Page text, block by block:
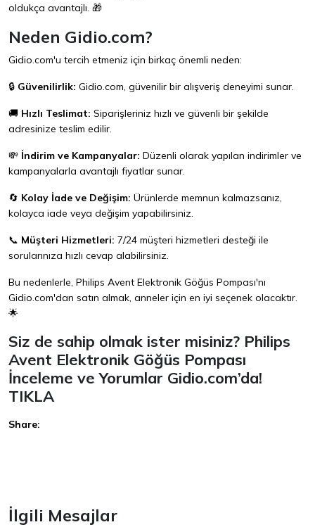
oldukça avantajlı. 🎁
Neden Gidio.com?
Gidio.com'u tercih etmeniz için birkaç önemli neden:
🔒 Güvenilirlik: Gidio.com, güvenilir bir alışveriş deneyimi sunar.
🚚 Hızlı Teslimat: Siparişleriniz hızlı ve güvenli bir şekilde
adresinize teslim edilir.
💸 İndirim ve Kampanyalar: Düzenli olarak yapılan indirimler ve
kampanyalarla avantajlı fiyatlar sunar.
🔄 Kolay İade ve Değişim: Ürünlerde memnun kalmazsanız,
kolayca iade veya değişim yapabilirsiniz.
📞 Müşteri Hizmetleri: 7/24 müşteri hizmetleri desteği ile
sorularınıza hızlı cevap alabilirsiniz.
Bu nedenlerle, Philips Avent Elektronik Göğüs Pompası'nı
Gidio.com'dan satın almak, anneler için en iyi seçenek olacaktır.
🌟
Siz de sahip olmak ister misiniz? Philips
Avent Elektronik Göğüs Pompası
İnceleme ve Yorumlar Gidio.com’da!
TIKLA
Share:
İlgili Mesajlar